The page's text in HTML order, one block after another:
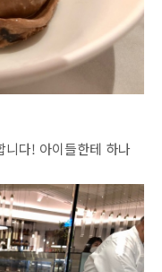
니다! 아이들한테 하나